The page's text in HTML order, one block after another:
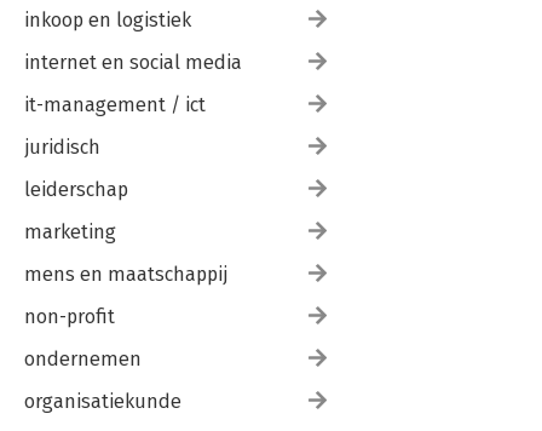
inkoop en logistiek
internet en social media
it-management / ict
juridisch
leiderschap
marketing
mens en maatschappij
non-profit
ondernemen
organisatiekunde